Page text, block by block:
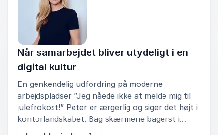
samarbejdssituationer.
Workshoppen er relevant for arbejdspladser og
organisationer, hvor kommunikation og
samarbejde i stigende grad er afhængig af
digitale kanaler, og hvor man oplever, at tempo,
forventninger og ansvar let bliver uklare
Når samarbejdet bliver utydeligt i en
digital kultur
En genkendelig udfordring på moderne
arbejdspladser ”Jeg nåede ikke at melde mig til
julefrokost!” Peter er ærgerlig og siger det højt i
kontorlandskabet. Bag skærmene bagerst i
lokalet sidder de to, der har taget ansvaret for